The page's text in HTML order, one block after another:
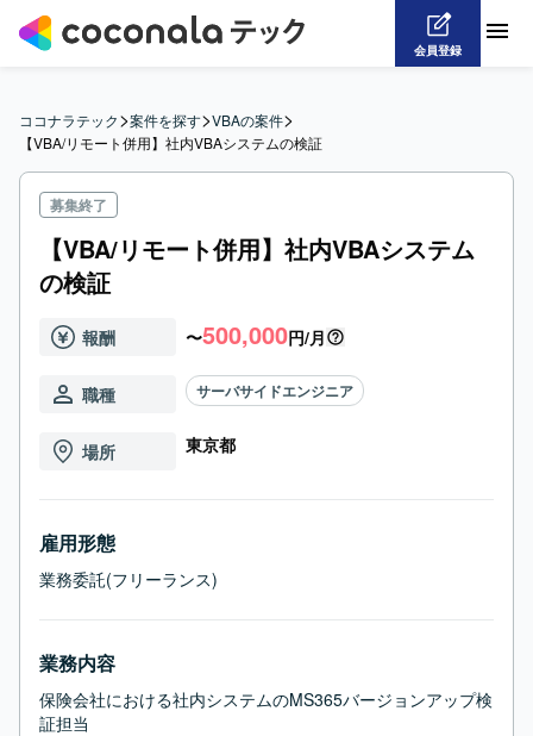
会員登録
ココナラテック>案件を探す>VBAの案件>
【VBA/リモート併用】社内VBAシステムの検証
募集終了
【VBA/リモート併用】社内VBAシステム
の検証
報酬 〜500,000円/月
職種 サーバサイドエンジニア
場所 東京都
雇用形態
業務委託(フリーランス)
業務内容
保険会社における社内システムのMS365バージョンアップ検
証担当